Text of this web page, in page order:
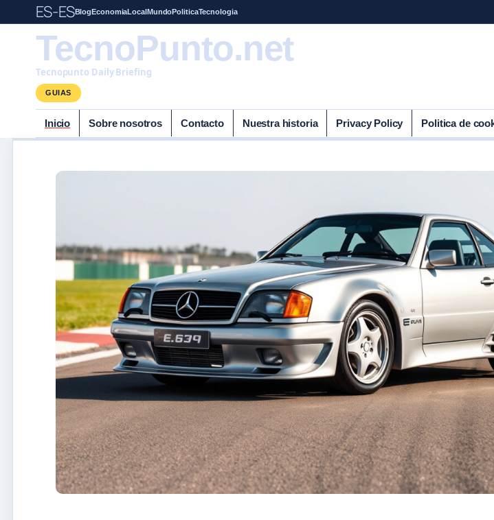
ES-ESBlogEconomiaLocalMundoPoliticaTecnologia
TecnoPunto.net
Tecnopunto Daily Briefing
GUIAS
Inicio Sobre nosotros Contacto Nuestra historia Privacy Policy Politica de